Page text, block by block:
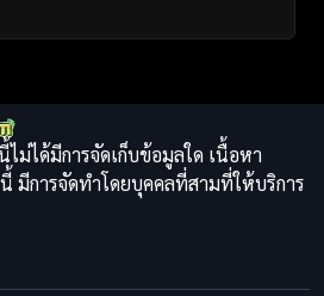
ม่ได้มีการจัดเก็บข้อมูลใด เนื้อหา
มีการจัดทำโดยบุคคลที่สามที่ให้บริการ